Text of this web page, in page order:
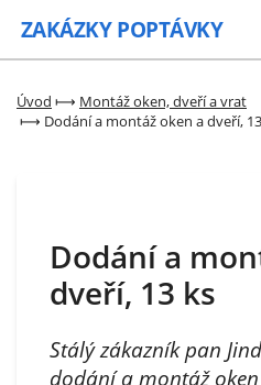
ZAKÁZKY POPTÁVKY
Úvod ⟼ Montáž oken, dveří a vrat
⟼ Dodání a montáž oken a dveří,
Dodání a
dveří, 13 ks
Stálý zákazník pan
dodání a montáž